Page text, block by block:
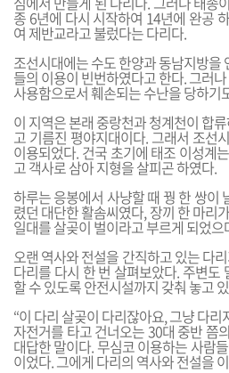
종 6년에 다시 시작하여 14년에 완공
여 제반교라고 불렀다는 다리다.
조선시대에는 수도 한양과 동남지방
들의 이용이 빈번하였다고 한다. 그러
사용함으로서 훼손되는 수난을 당하기
이 지역은 본래 중랑천과 청계천이 합
고 기름진 평야지대이다. 그래서 조선
이용되었다. 건국 초기에 태조 이성계
고 객사로 삼아 지형을 살피곤 하였다.
하루는 응봉에서 사냥할 때 꿩 한 쌍이
렸던 대단한 활솜씨였다, 장끼 한 마리
일대를 살곶이 벌이라고 부르게 되었
오랜 역사와 전설을 간직하고 있는 다
다리를 다시 한 번 살펴보았다. 주변
할 수 있도록 안전시설까지 갖춰 놓고
“이 다리 살곶이 다리잖아요, 그냥 다리
자전거를 타고 건너오는 30대 중반 쯤
대답한 말이다. 무심코 이용하는 사람
이었다. 그에게 다리의 역사와 전설을